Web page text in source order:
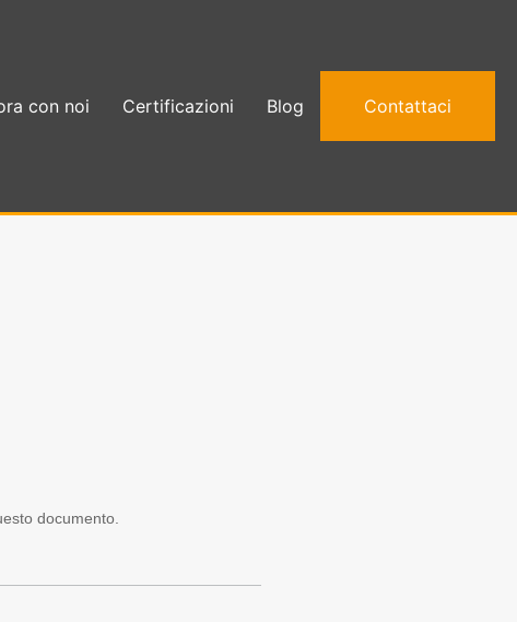
con noi Certificazioni Blog Contattaci
documento.